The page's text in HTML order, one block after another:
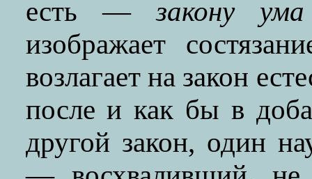
есть —закону
изображает
возлагает на закон
после и как бы в
другой закон, один